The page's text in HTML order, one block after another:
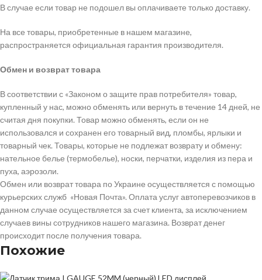
В случае если товар не подошел вы оплачиваете только доставку.
На все товары, приобретенные в нашем магазине,
распространяется официальная гарантия производителя.
Обмен и возврат товара
В соответствии с «Законом о защите прав потребителя» товар,
купленный у нас, можно обменять или вернуть в течение 14 дней, не
считая дня покупки. Товар можно обменять, если он не
использовался и сохранен его товарный вид, пломбы, ярлыки и
товарный чек. Товары, которые не подлежат возврату и обмену:
нательное белье (термобелье), носки, перчатки, изделия из пера и
пуха, аэрозоли.
Обмен или возврат товара по Украине осуществляется с помощью
курьерских служб «Новая Почта». Оплата услуг автоперевозчиков в
данном случае осуществляется за счет клиента, за исключением
случаев вины сотрудников нашего магазина. Возврат денег
происходит после получения товара.
Похожие